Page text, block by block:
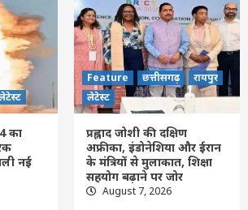
क्षमता को मिली नई मजबूती
छत्तीसगढ़ रायपुर लेटेस्ट
जोशी की दक्षिण अफ्रीका, इंडोनेशिया और
मंत्रियों से मुलाकात, शिक्षा सहयोग बढ़ाने
दिल्ली
हृदय वाले सज्जन बिना किसी स्वार्थ या अपेक्षा
का हित करते रहते हैं : पीएम मोदी
का
नई
Feature छत्तीसगढ़
रायपुर
लेटेस्ट
प्रह्लाद जोशी की दक्षिण
अफ्रीका, इंडोनेशिया और ईरान
के मंत्रियों से मुलाकात, शिक्षा
सहयोग बढ़ाने पर जोर
August 7, 2026